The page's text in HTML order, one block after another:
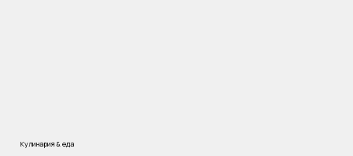
Кулинария & еда